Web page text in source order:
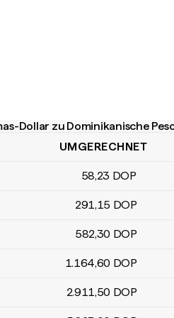
Dollar zu Dominikanische
Dollar zu Dominikanische Pesos
UMGERECHNET
58,23 DOP
291,15 DOP
582,30 DOP
1.164,60 DOP
2.911,50 DOP